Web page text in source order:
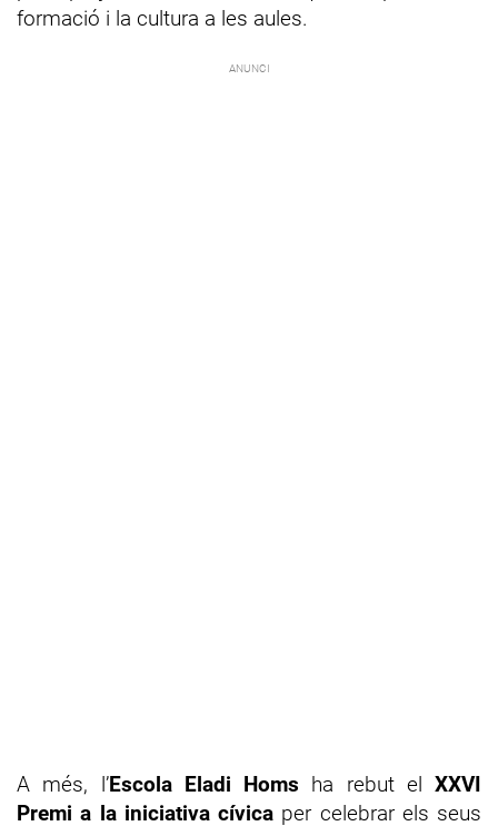
formació i la cultura a les aules.
A més, l’Escola Eladi Homs ha rebut el XXVI
Premi a la iniciativa cívica per celebrar els seus